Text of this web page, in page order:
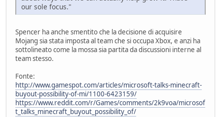
our sole focus."
Spencer ha anche smentito che la decisione di acquisire
Mojang sia stata imposta al team che si occupa Xbox, e anzi ha
sottolineato come la mossa sia partita da discussioni interne al
team stesso.
Fonte:
http://www.gamespot.com/articles/microsoft-talks-minecraft-
buyout-possibility-of-mi/1100-6423159/
https://www.reddit.com/r/Games/comments/2k9voa/microsof
t_talks_minecraft_buyout_possibility_of/